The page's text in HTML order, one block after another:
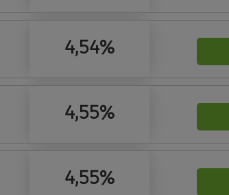
4,54%
4,55%
4,55%